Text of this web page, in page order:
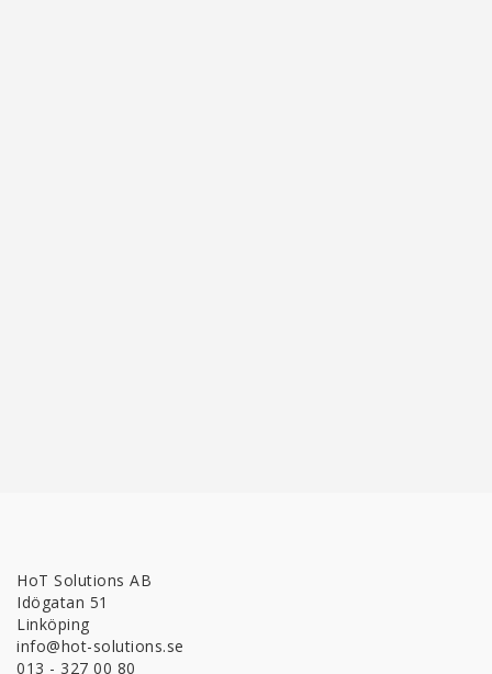
HoT Solutions AB
Idögatan 51
Linköping
info@hot-solutions.se
013 - 327 00 80